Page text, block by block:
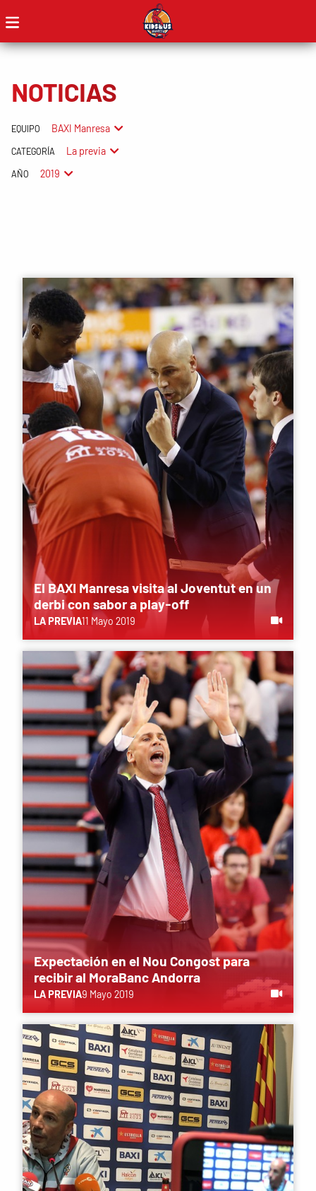
NOTICIAS
EQUIPO BAXI Manresa
CATEGORÍA La previa
AÑO 2019
El BAXI Manresa visita al Joventut en un
derbi con sabor a play-off
LA PREVIA11 Mayo 2019
Expectación en el Nou Congost para
recibir al MoraBanc Andorra
LA PREVIA9 Mayo 2019